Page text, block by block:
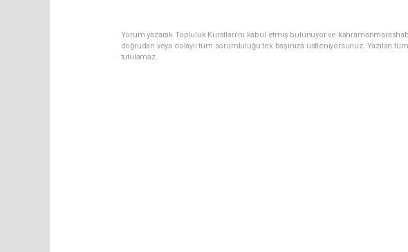
Yorum yazarak Topluluk Kuralları’nı kabul etmiş bulunuyor ve
doğrudan veya dolaylı tüm sorumluluğu tek başınıza üstleniyorsunuz. Yazılan
tutulamaz.